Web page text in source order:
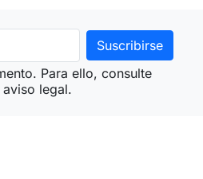
Para ello, consulte
legal.